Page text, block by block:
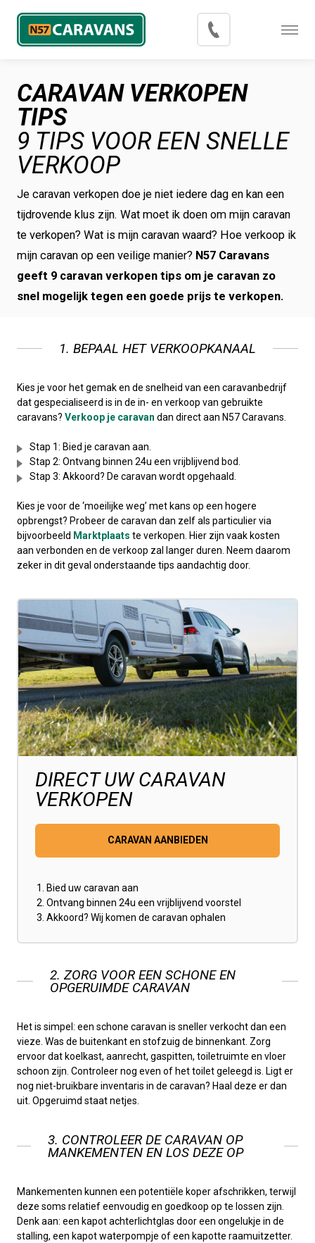
CARAVAN VERKOPEN
TIPS
9 TIPS VOOR EEN SNELLE
VERKOOP
Je caravan verkopen doe je niet iedere dag en kan een
tijdrovende klus zijn. Wat moet ik doen om mijn caravan
te verkopen? Wat is mijn caravan waard? Hoe verkoop ik
mijn caravan op een veilige manier? N57 Caravans
geeft 9 caravan verkopen tips om je caravan zo
snel mogelijk tegen een goede prijs te verkopen.
1. BEPAAL HET VERKOOPKANAAL
Kies je voor het gemak en de snelheid van een caravanbedrijf
dat gespecialiseerd is in de in- en verkoop van gebruikte
caravans? Verkoop je caravan dan direct aan N57 Caravans.
Stap 1: Bied je caravan aan.
Stap 2: Ontvang binnen 24u een vrijblijvend bod.
Stap 3: Akkoord? De caravan wordt opgehaald.
Kies je voor de ‘moeilijke weg’ met kans op een hogere
opbrengst? Probeer de caravan dan zelf als particulier via
bijvoorbeeld Marktplaats te verkopen. Hier zijn vaak kosten
aan verbonden en de verkoop zal langer duren. Neem daarom
zeker in dit geval onderstaande tips aandachtig door.
DIRECT UW CARAVAN
VERKOPEN
CARAVAN AANBIEDEN
Bied uw caravan aan
Ontvang binnen 24u een vrijblijvend voorstel
Akkoord? Wij komen de caravan ophalen
2. ZORG VOOR EEN SCHONE EN
OPGERUIMDE CARAVAN
Het is simpel: een schone caravan is sneller verkocht dan een
vieze. Was de buitenkant en stofzuig de binnenkant. Zorg
ervoor dat koelkast, aanrecht, gaspitten, toiletruimte en vloer
schoon zijn. Controleer nog even of het toilet geleegd is. Ligt er
nog niet-bruikbare inventaris in de caravan? Haal deze er dan
uit. Opgeruimd staat netjes.
3. CONTROLEER DE CARAVAN OP
MANKEMENTEN EN LOS DEZE OP
Mankementen kunnen een potentiële koper afschrikken, terwijl
deze soms relatief eenvoudig en goedkoop op te lossen zijn.
Denk aan: een kapot achterlichtglas door een ongelukje in de
stalling, een kapot waterpompje of een kapotte raamuitzetter.
Menu
Inkoop
Blog
Export
Contact
Over N57 Caravans